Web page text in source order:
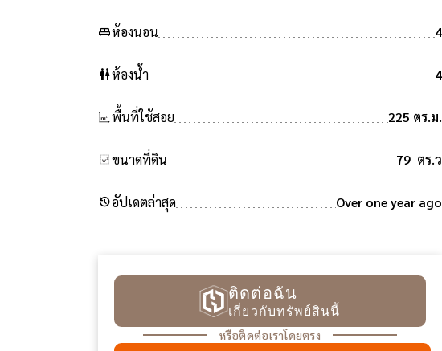
king_bedห้องนอน 4
wcห้องน้ำ 4
พื้นที่ใช้สอย 225 ตร.ม.
ขนาดที่ดิน 79 ตร.ว
historyอัปเดตล่าสุด Over one year ago
ติดต่อฉัน
เกี่ยวกับทรัพย์สินนี้
หรือติดต่อเราโดยตรง